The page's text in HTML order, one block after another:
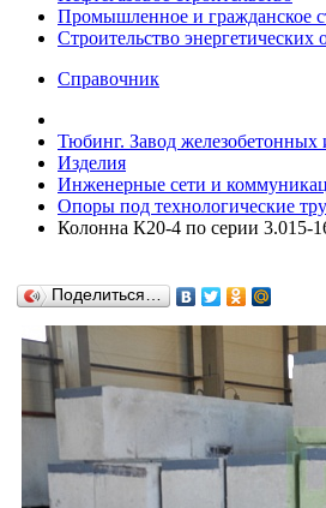
Промышленное и гражданское
Строительство энергетических
Справочник
Тюбинг. Завод железобетонных
Изделия
Инженерные сети и
Опоры под технологические
Колонна К20-4 по серии 3.015-
Поделиться…